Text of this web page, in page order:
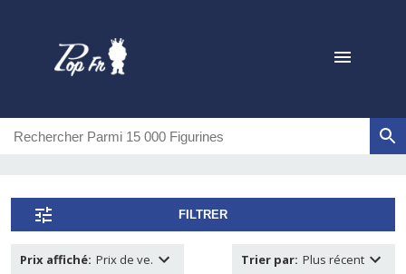
FILTRER
Prix affiché: Prix de ve. Trier par: Plus récent